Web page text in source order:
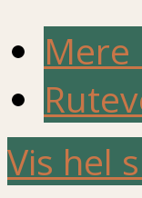
Vis hel